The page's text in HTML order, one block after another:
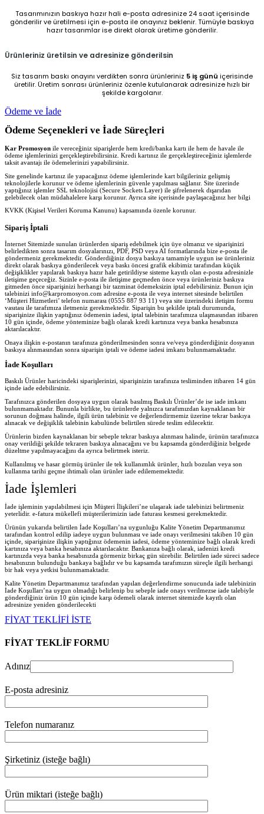
Tasarımınızın baskıya hazır hali e-posta adresinize 24 saat içerisinde
gönderilir ve üretilmesi için e-posta ile onayınız beklenir. Tümüyle baskıya
hazır tasarımlar ise direkt olarak üretime gönderilir.
Ürünleriniz üretilsin ve adresinize gönderilsin
Siz tasarım baskı onayını verdikten sonra ürünleriniz 5 iş günü içerisinde
üretilir. Üretim sonrası ürünleriniz özenle kutulanarak adresinize hızlı bir
şekilde kargolanır.
Ödeme ve İade
Ödeme Seçenekleri ve İade Süreçleri
Kar Promosyon ile vereceğiniz siparişlerde hem kredi/banka kartı ile hem de havale ile
ödeme işlemlerinizi gerçekleştirebilirsiniz. Kredi kartınız ile gerçekleştireceğiniz işlemlerde
taksit avantajı ile ödemelerinizi yapabilirsiniz.
Site genelinde kartınız ile yapacağınız ödeme işlemlerinde kart bilgileriniz gelişmiş
teknolojilerle korunur ve ödeme işlemlerinin güvenle yapılması sağlanır. Site üzerinde
yaptığınız işlemler SSL teknolojisi (Secure Sockets Layer) ile şifrelenerek dışarıdan
gelebilecek olan müdahalelere karşı korunur. Ayrıca site içerisinde paylaşacağınız her bilgi
KVKK (Kişisel Verileri Koruma Kanunu) kapsamında özenle korunur.
Sipariş İptali
İnternet Sitemizde sunulan ürünlerden sipariş edebilmek için üye olmanız ve siparişinizi
belirledikten sonra tasarım dosyalarınızı, PDF, PSD veya AI formatlarında bize e-posta ile
göndermeniz gerekmektedir. Gönderdiğiniz dosya baskıya tamamiyle uygun ise ürünleriniz
direkt olarak baskıya gönderilecek veya baskı öncesi grafik ekibimiz tarafından küçük
değişiklikler yapılarak baskıya hazır hale getirildiyse sisteme kayıtlı olan e-posta adresinizle
iletişime geçeceğiz. Sizinle e-posta ile iletişime geçmeden önce veya ürünleriniz baskıya
gitmeden önce siparişinizi herhangi bir tazminat ödemeksizin iptal edebilirsiniz. Bunun için
talebinizi info@karpromosyon.com adresine e-posta ile veya internet sitesinde belirtilen
‘Müşteri Hizmetleri’ telefon numarası (0555 887 93 11) veya site üzerindeki iletişim formu
vasıtası ile tarafımıza iletmeniz gerekmektedir. Siparişin bu şekilde iptali durumunda,
siparişinize ilişkin yaptığınız ödemenin iadesi, iptal talebinin tarafımıza ulaşmasından itibaren
10 gün içinde, ödeme yönteminize bağlı olarak kredi kartınıza veya banka hesabınıza
aktarılacaktır.
Onaya ilişkin e-postanın tarafınıza gönderilmesinden sonra ve/veya gönderdiğiniz dosyanın
baskıya alınmasından sonra siparişin iptali ve ödeme iadesi imkanı bulunmamaktadır.
İade Koşulları
Baskılı Ürünler haricindeki siparişlerinizi, siparişinizin tarafınıza tesliminden itibaren 14 gün
içinde iade edebilirsiniz.
Tarafınızca gönderilen dosyaya uygun olarak basılmış Baskılı Ürünler’de ise iade imkanı
bulunmamaktadır. Bununla birlikte, bu ürünlerde yalnızca tarafımızdan kaynaklanan bir
sorunun doğması halinde, ilgili ürün talebiniz ve değerlendirmemiz üzerine tekrar baskıya
alınacak ve değişiklik talebinin kabulünde belirtilen sürede teslim edilecektir.
Ürünlerin bizden kaynaklanan bir sebeple tekrar baskıya alınması halinde, ürünün tarafınızca
onay verildiği şekilde tekraren baskıya alınacağını ve bu kapsamda gönderdiğiniz belgede
düzeltme yapılmayacağını da ayrıca belirtmek isteriz.
Kullanılmış ve hasar görmüş ürünler ile tek kullanımlık ürünler, hızlı bozulan veya son
kullanma tarihi geçme ihtimali olan ürünler iade edilememektedir.
İade İşlemleri
İade işleminin yapılabilmesi için Müşteri İlişkileri’ne ulaşarak iade talebinizi belirtmeniz
yeterlidir. e-fatura mükellefi müşterilerimizin iade faturası kesmesi gerekmektedir.
Ürünün yukarıda belirtilen İade Koşulları’na uygunluğu Kalite Yönetim Departmanımız
tarafından kontrol edilip iadeye uygun bulunması ve iade onayı verilmesini takiben 10 gün
içinde, siparişinize ilişkin yaptığınız ödemenin iadesi, ödeme yönteminize bağlı olarak kredi
kartınıza veya banka hesabınıza aktarılacaktır. Bankanıza bağlı olarak, iadenizi kredi
kartınızda veya banka hesabınızda görmeniz birkaç gün sürebilir. Belirtilen iade süreci sadece
hesabınızın bulunduğu bankaya bağlıdır ve bu kapsamda tarafımızın süreçle ilgili herhangi
bir hak veya yetkisi bulunmamaktadır.
Kalite Yönetim Departmanımız tarafından yapılan değerlendirme sonucunda iade talebinizin
İade Koşulları’na uygun olmadığı belirlenip bu sebeple iade onayı verilmezse iade talebiyle
gönderdiğiniz ürün 10 gün içinde karşı ödemeli olarak internet sitemizde kayıtlı olan
adresinize yeniden gönderilecekti
FİYAT TEKLİFİ İSTE
FİYAT TEKLİF FORMU
Adınız
E-posta adresiniz
Telefon numaranız
Şirketiniz (isteğe bağlı)
Ürün miktari (isteğe bağlı)